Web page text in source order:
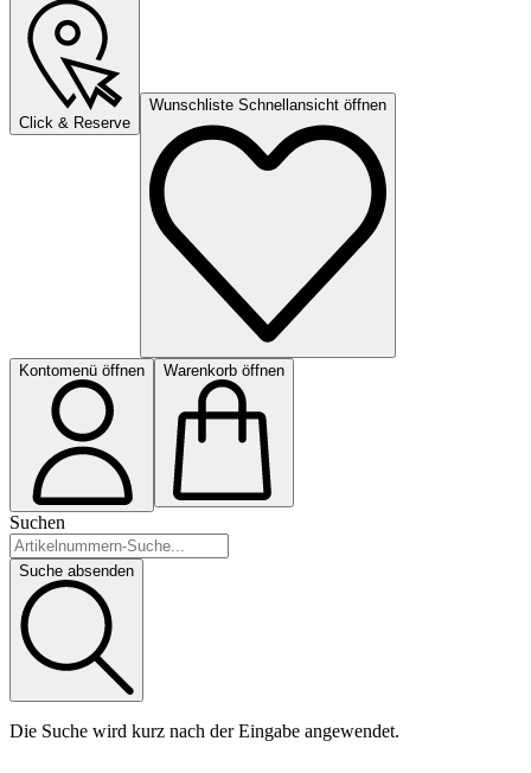
Click & Reserve
Wunschliste Schnellansicht öffnen
Kontomenü öffnen Warenkorb öffnen
Suchen
Suche absenden
Die Suche wird kurz nach der Eingabe angewendet.